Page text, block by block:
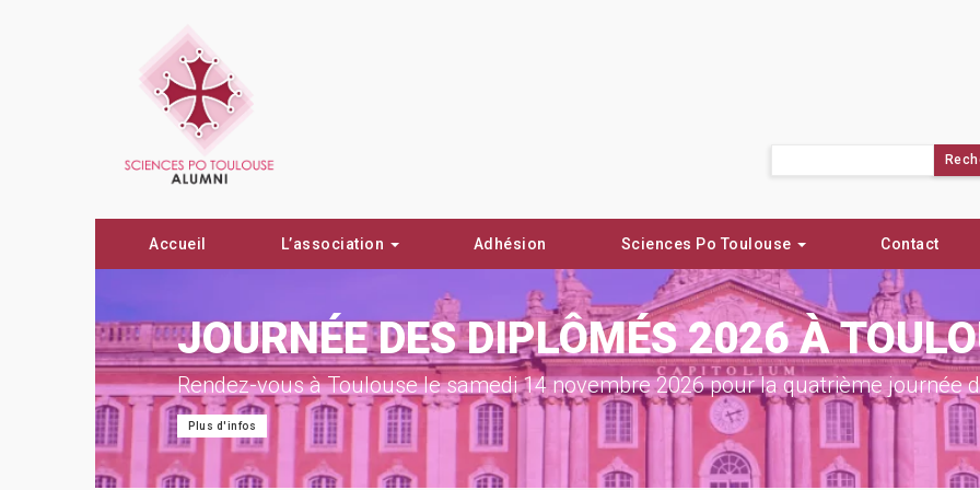
Accueil L’association Adhésion Sciences Po Toulouse Contact
JOURNÉE DES DIPLÔMÉS 2026 À
Rendez-vous à Toulouse le samedi 14 novembre 2026 pour la quatrième journée
Plus d'infos